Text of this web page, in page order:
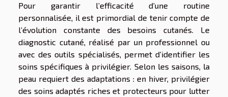
Pour garantir l’efficacité d’une routine
personnalisée, il est primordial de tenir compte de
l’évolution constante des besoins cutanés. Le
diagnostic cutané, réalisé par un professionnel ou
avec des outils spécialisés, permet d’identifier les
soins spécifiques à privilégier. Selon les saisons, la
peau requiert des adaptations : en hiver, privilégier
des soins adaptés riches et protecteurs pour lutter